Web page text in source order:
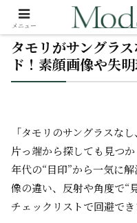
タモリがサングラ
ド！素顔画像や失
「タモリのサングラスな
片っ端から探しても見つ
年代の“目印”から一気に
像の違い、反射や角度で“
チェックリストで回避でき
メニュー